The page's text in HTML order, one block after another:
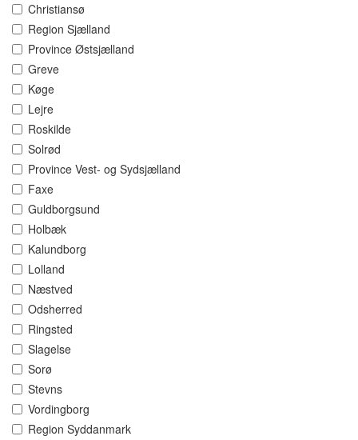
Christiansø
Region Sjælland
Province Østsjælland
Greve
Køge
Lejre
Roskilde
Solrød
Province Vest- og Sydsjælland
Faxe
Guldborgsund
Holbæk
Kalundborg
Lolland
Næstved
Odsherred
Ringsted
Slagelse
Sorø
Stevns
Vordingborg
Region Syddanmark